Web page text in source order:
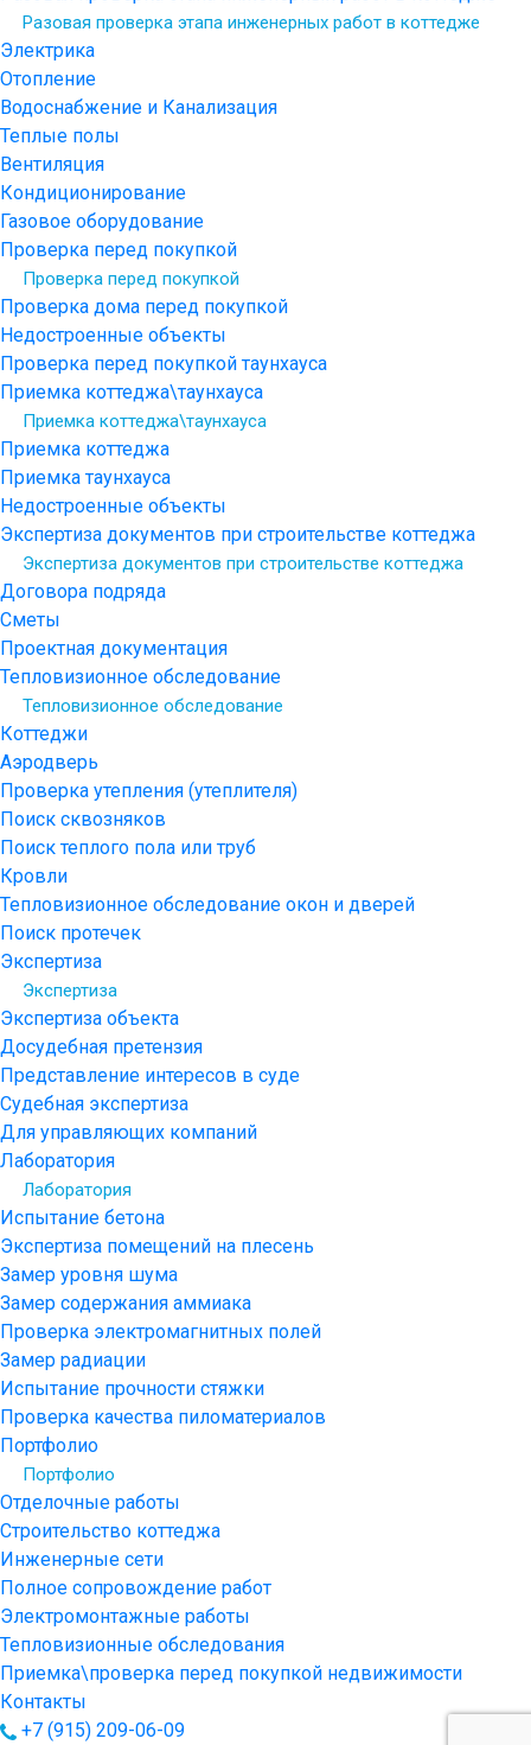
Разовая проверка этапа инженерных работ в коттедже
Электрика
Отопление
Водоснабжение и Канализация
Теплые полы
Вентиляция
Кондиционирование
Газовое оборудование
Проверка перед покупкой
Проверка перед покупкой
Проверка дома перед покупкой
Недостроенные объекты
Проверка перед покупкой таунхауса
Приемка коттеджа\таунхауса
Приемка коттеджа\таунхауса
Приемка коттеджа
Приемка таунхауса
Недостроенные объекты
Экспертиза документов при строительстве коттеджа
Экспертиза документов при строительстве коттеджа
Договора подряда
Сметы
Проектная документация
Тепловизионное обследование
Тепловизионное обследование
Коттеджи
Аэродверь
Проверка утепления (утеплителя)
Поиск сквозняков
Поиск теплого пола или труб
Кровли
Тепловизионное обследование окон и дверей
Поиск протечек
Экспертиза
Экспертиза
Экспертиза объекта
Досудебная претензия
Представление интересов в суде
Судебная экспертиза
Для управляющих компаний
Лаборатория
Лаборатория
Испытание бетона
Экспертиза помещений на плесень
Замер уровня шума
Замер содержания аммиака
Проверка электромагнитных полей
Замер радиации
Испытание прочности стяжки
Проверка качества пиломатериалов
Портфолио
Портфолио
Отделочные работы
Строительство коттеджа
Инженерные сети
Полное сопровождение работ
Электромонтажные работы
Тепловизионные обследования
Приемка\проверка перед покупкой недвижимости
Контакты
+7 (915) 209-06-09